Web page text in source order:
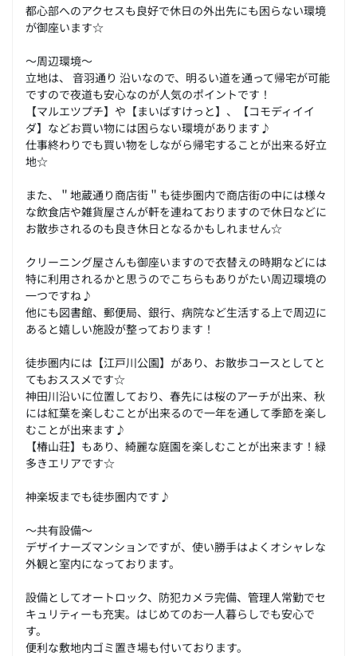
都心部へのアクセスも良好で休日の外出先にも困らない環境
が御座います☆
～周辺環境～
立地は、 音羽通り 沿いなので、明るい道を通って帰宅が可能
ですので夜道も安心なのが人気のポイントです！
【マルエツプチ】や【まいばすけっと】、【コモディイイ
ダ】などお買い物には困らない環境があります♪
仕事終わりでも買い物をしながら帰宅することが出来る好立
地☆
また、＂地蔵通り商店街＂も徒歩圏内で商店街の中には様々
な飲食店や雑貨屋さんが軒を連ねておりますので休日などに
お散歩されるのも良き休日となるかもしれません☆
クリーニング屋さんも御座いますので衣替えの時期などには
特に利用されるかと思うのでこちらもありがたい周辺環境の
一つですね♪
他にも図書館、郵便局、銀行、病院など生活する上で周辺に
あると嬉しい施設が整っております！
徒歩圏内には【江戸川公園】があり、お散歩コースとしてと
てもおススメです☆
神田川沿いに位置しており、春先には桜のアーチが出来、秋
には紅葉を楽しむことが出来るので一年を通して季節を楽し
むことが出来ます♪
【椿山荘】もあり、綺麗な庭園を楽しむことが出来ます！緑
多きエリアです☆
神楽坂までも徒歩圏内です♪
～共有設備～
デザイナーズマンションですが、使い勝手はよくオシャレな
外観と室内になっております。
設備としてオートロック、防犯カメラ完備、管理人常勤でセ
キュリティーも充実。はじめてのお一人暮らしでも安心で
す。
便利な敷地内ゴミ置き場も付いております。